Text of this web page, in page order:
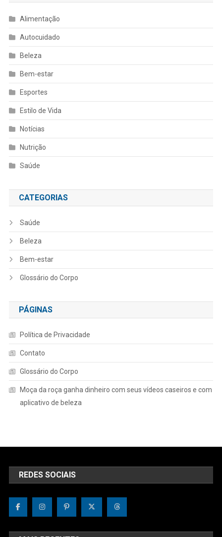
Alimentação
Autocuidado
Beleza
Bem-estar
Esportes
Estilo de Vida
Notícias
Nutrição
Saúde
CATEGORIAS
Saúde
Beleza
Bem-estar
Glossário do Corpo
PÁGINAS
Política de Privacidade
Contato
Glossário do Corpo
Moça da roça ganha dinheiro com seus vídeos caseiros e com
aplicativo de beleza
REDES SOCIAIS